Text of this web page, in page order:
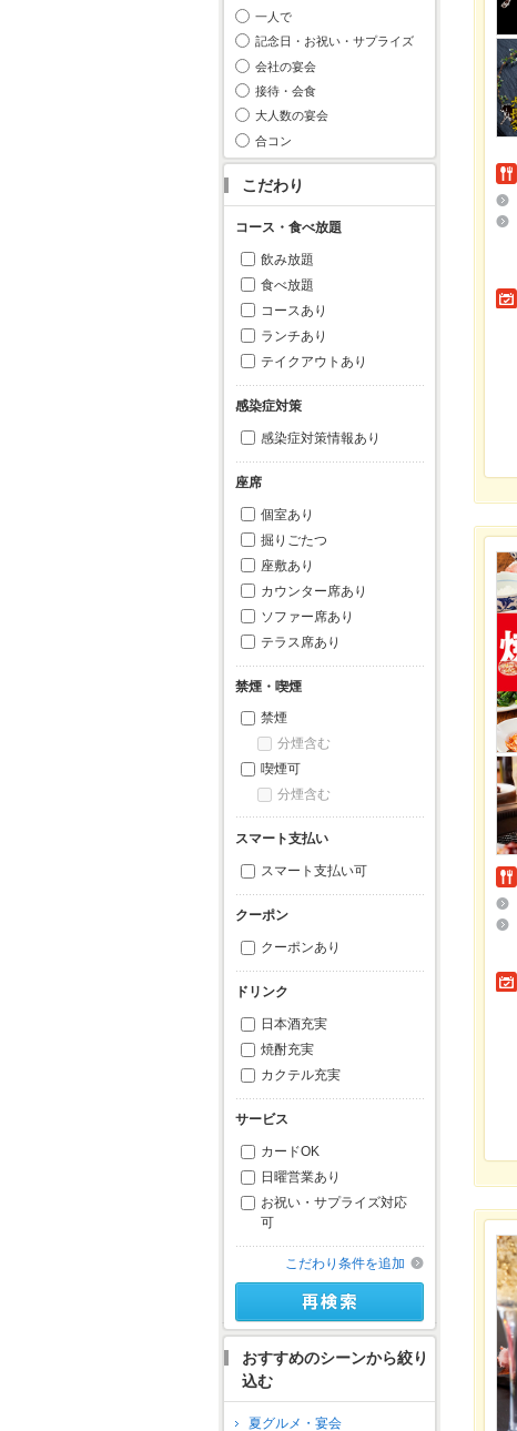
一人で
記念日・お祝い・サプライズ
会社の宴会
接待・会食
大人数の宴会
合コン
こだわり
コース・食べ放題
飲み放題
食べ放題
コースあり
ランチあり
テイクアウトあり
感染症対策
感染症対策情報あり
座席
個室あり
掘りごたつ
座敷あり
カウンター席あり
ソファー席あり
テラス席あり
禁煙・喫煙
禁煙
分煙含む
喫煙可
分煙含む
スマート支払い
スマート支払い可
クーポン
クーポンあり
ドリンク
日本酒充実
焼酎充実
カクテル充実
サービス
カードOK
日曜営業あり
お祝い・サプライズ対応
可
こだわり条件を追加
おすすめのシーンから絞り
込む
夏グルメ・宴会